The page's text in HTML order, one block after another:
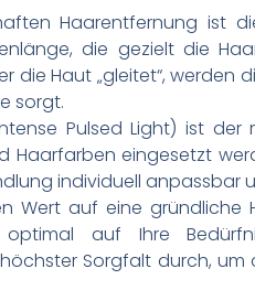
Haarentfernung ist
die gezielt die
die Haut „gleitet“, werden
sorgt.
Pulsed Light) ist
Haarfarben eingesetzt
individuell anpassbar
Wert auf eine gründliche
auf Ihre
Sorgfalt durch,